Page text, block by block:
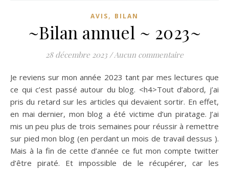
AVIS, BILAN
~Bilan annuel ~ 2023~
28 décembre 2023 / Aucun commentaire
Je reviens sur mon année 2023 tant par mes lectures que
ce qui c’est passé autour du blog. <h4>Tout d’abord, j’ai
pris du retard sur les articles qui devaient sortir. En effet,
en mai dernier, mon blog a été victime d’un piratage. J’ai
mis un peu plus de trois semaines pour réussir à remettre
sur pied mon blog (en perdant un mois de travail dessus ).
Mais à la fin de cette d’année ce fut mon compte twitter
d’être piraté. Et impossible de le récupérer, car les